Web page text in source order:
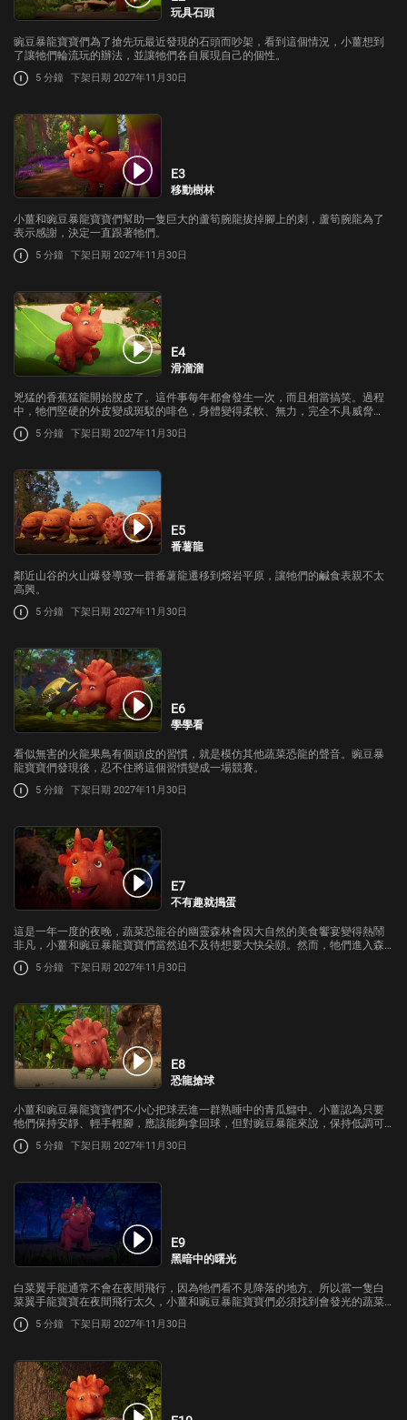
玩具石頭
豌豆暴龍寶寶們為了搶先玩最近發現的石頭而吵架，看到這個情況，小薑想到
了讓牠們輪流玩的辦法，並讓牠們各自展現自己的個性。
5 分鐘 下架日期 2027年11月30日
E3
移動樹林
小薑和豌豆暴龍寶寶們幫助一隻巨大的蘆筍腕龍拔掉腳上的刺，蘆筍腕龍為了
表示感謝，決定一直跟著牠們。
5 分鐘 下架日期 2027年11月30日
E4
滑溜溜
兇猛的香蕉猛龍開始脫皮了。這件事每年都會發生一次，而且相當搞笑。過程
中，牠們堅硬的外皮變成斑駁的啡色，身體變得柔軟、無力，完全不具威脅
性。
5 分鐘 下架日期 2027年11月30日
E5
番薯龍
鄰近山谷的火山爆發導致一群番薯龍遷移到熔岩平原，讓牠們的鹹食表親不太
高興。
5 分鐘 下架日期 2027年11月30日
E6
學學看
看似無害的火龍果鳥有個頑皮的習慣，就是模仿其他蔬菜恐龍的聲音。豌豆暴
龍寶寶們發現後，忍不住將這個習慣變成一場競賽。
5 分鐘 下架日期 2027年11月30日
E7
不有趣就搗蛋
這是一年一度的夜晚，蔬菜恐龍谷的幽靈森林會因大自然的美食饗宴變得熱鬧
非凡，小薑和豌豆暴龍寶寶們當然迫不及待想要大快朵頤。然而，牠們進入森
林的計劃被一隻巨大的南瓜龍阻擋。
5 分鐘 下架日期 2027年11月30日
E8
恐龍搶球
小薑和豌豆暴龍寶寶們不小心把球丟進一群熟睡中的青瓜鱷中。小薑認為只要
牠們保持安靜、輕手輕腳，應該能夠拿回球，但對豌豆暴龍來說，保持低調可
不是牠們的天性。
5 分鐘 下架日期 2027年11月30日
E9
黑暗中的曙光
白菜翼手龍通常不會在夜間飛行，因為牠們看不見降落的地方。所以當一隻白
菜翼手龍寶寶在夜間飛行太久，小薑和豌豆暴龍寶寶們必須找到會發光的蔬菜
恐龍幫忙，引導牠降落到安全的地方。
5 分鐘 下架日期 2027年11月30日